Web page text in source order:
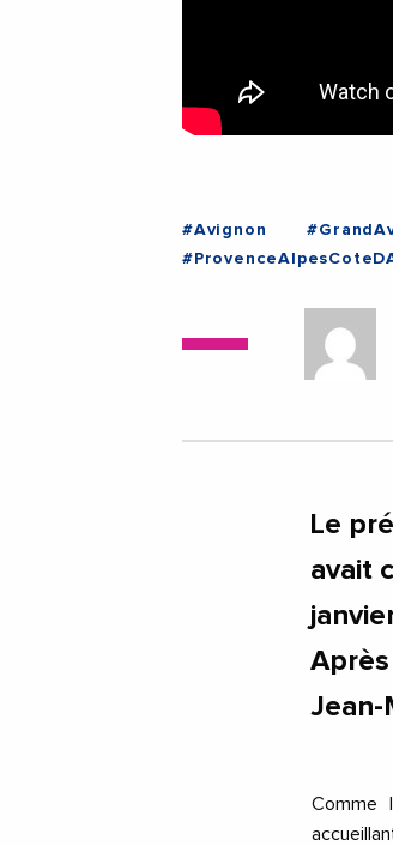
#Avignon
Le
avait
Jean-
Comme